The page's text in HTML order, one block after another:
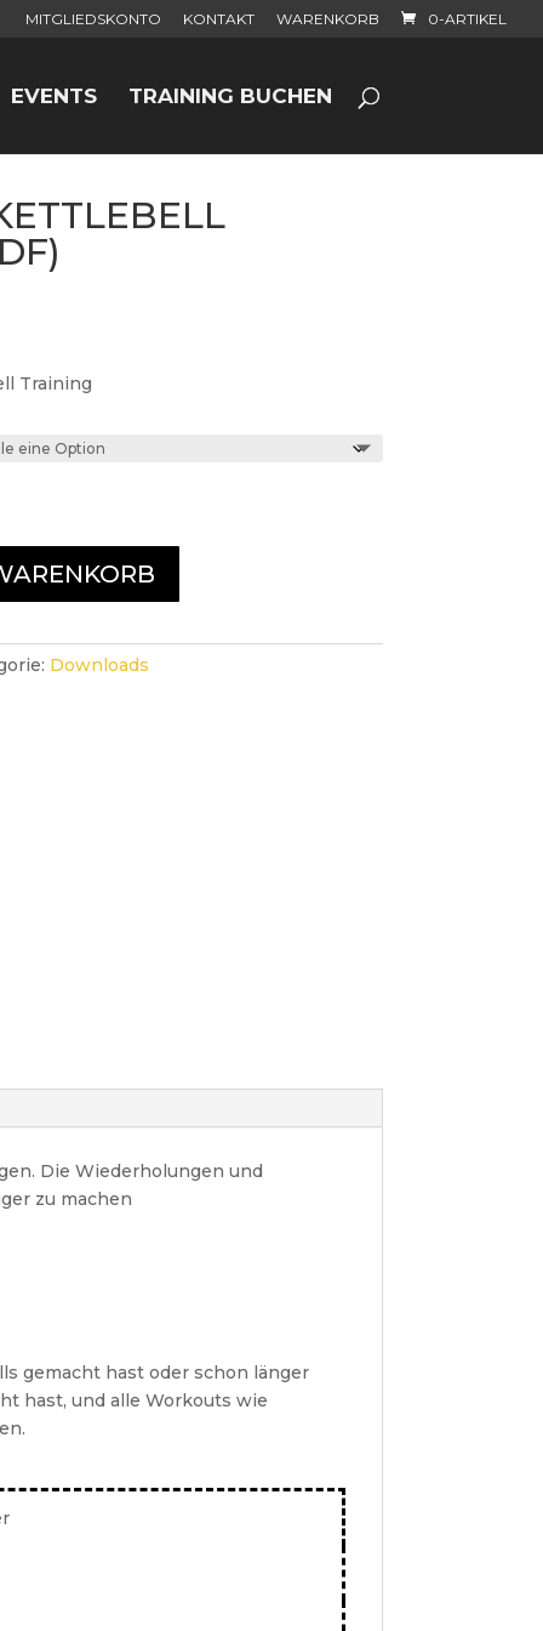
MITGLIEDSKONTO KONTAKT WARENKORB 0-ARTIKEL
EVENTS TRAINING BUCHEN
Training
Downloads
Die Wiederholungen und
zu machen
gemacht hast oder schon länger
hast, und alle Workouts wie